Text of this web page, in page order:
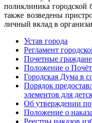
поликлиника городской
также возведены
личный вклад в
Устав города
Регламент
Почетные
Положение о
Городская Дума в
Порядок
элементов для
Об утверждении
Положение о
Реестры наказов